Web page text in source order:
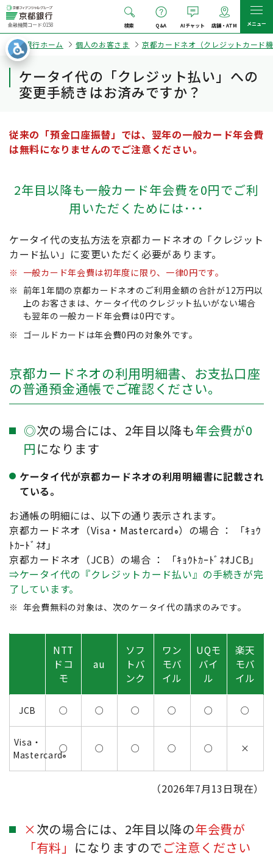
金融機関コード:0158 検索 Q&A AIチャット 店舗・ATM メニュー
京都銀行ホーム 個人のお客さま 京都カードネオ（クレジットカード
ケータイ代の「クレジット払い」への
変更手続きはお済みですか？
従来の「預金口座振替」では、翌年の一般カード年会費
は無料になりませんのでご注意ください。
2年目以降も一般カード年会費を0円でご利
用いただくためには･･･
ケータイ代の支払方法を京都カードネオの「クレジット
カード払い」に変更いただく必要があります。
※ 一般カード年会費は初年度に限り、一律0円です。
※ 前年1年間の京都カードネオのご利用金額の合計が12万円以
上のお客さまは、ケータイ代のクレジット払いがない場合
も翌年の一般カード年会費は0円です。
※ ゴールドカードは年会費0円の対象外です。
京都カードネオの利用明細書、お支払口座
の普通預金通帳でご確認ください。
◎次の場合には、2年目以降も年会費が0
円になります
ケータイ代が京都カードネオの利用明細書に記載され
ている。
お通帳の明細には、以下の通り表示されます。
京都カードネオ（Visa・Mastercard®）の場合 ： 「ｷｮｳ
ﾄｶｰﾄﾞﾈｵ」
京都カードネオ（JCB）の場合 ： 「ｷｮｳﾄｶｰﾄﾞﾈｵJCB」
⇒ケータイ代の『クレジットカード払い』の手続きが完
了しています。
※ 年会費無料の対象は、次のケータイ代の請求のみです。
NTT
ドコ
モ
au
ソフ
トバ
ンク
ワン
モバ
イル
UQモ
バイ
ル
楽天
モバ
イル
JCB ○ ○ ○ ○ ○ ○
Visa・
Mastercard®
○ ○ ○ ○ ○ ×
（2026年7月13日現在）
×次の場合には、2年目以降の年会費が
「有料」 になりますのでご注意ください